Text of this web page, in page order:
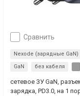
сравнить
Nexode (зарядные GaN)
GaN
без кабеля
сетевое ЗУ GaN,
зарядка, PD3.0, на 1